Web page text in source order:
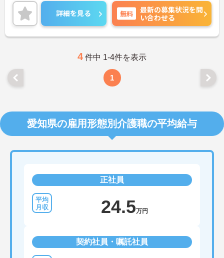
各種手当が充実しているので、長期的な就業ができ
る環境が整っているのもおすすめポイントです♪
ご興味がありましたら、詳細をお伝えしますので、
お気軽にお問い合わせください！
詳細を見る 無料
最新の募集状況を問
い合わせる
4 件中 1-4件を表示
1
愛知県の雇用形態別介護職の平均給与
正社員
24.5万円
契約社員・嘱託社員